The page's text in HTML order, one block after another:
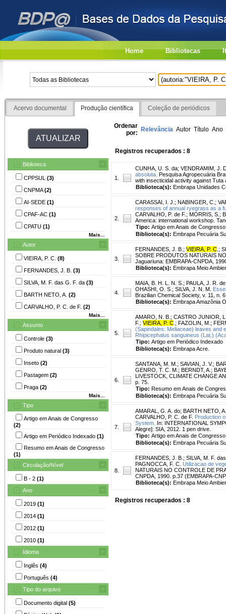
Home Bibliotecas
Acervo documental Produção científica Coleção de periódicos
Biblioteca
CPPSUL (3)
CNPMA(2)
AI-SEDE (1)
CPAF-AC (1)
CPATU (1)
Mais...
Autor
VIEIRA, P. C. (8)
FERNANDES, J. B. (3)
SILVA, M. F. das G. F. da (3)
BARTH NETO, A. (2)
CARVALHO, P. C. de F. (2)
Mais...
Assunto
Controle (3)
Produto natural (3)
Inseto (2)
Pastagem (2)
Praga (2)
Mais...
Tipo
Artigo em Anais de Congresso
(2)
Artigo em Periódico Indexado (1)
Resumo em Anais de Congresso
(1)
Circulação/Nível
B - 2 (1)
Ano
2019 (1)
2014 (1)
2012 (1)
2010 (1)
Idioma
Inglês (4)
Português (4)
Tipo do arquivo
Documento digital (5)
Ordenar
por: Relevância Autor Título Ano
Registros recuperados : 8
1.
CUNHA, U. S. da; VENDRAMIM, J.
absoluta. Pesquisa Agropecuária
with insecticidal activity against Tuta
Biblioteca(s): Embrapa Unidades
2.
CARASSAI, I. J. ; NABINGER, C. ;
responses of annual ryegrass as a
CARVALHO, P. de F.; MORRIS, S.;
America: international workshop.
Tipo: Artigo em Anais de Congresso
Biblioteca(s): Embrapa Pecuária
3.
FERNANDES, J. B. ; VIEIRA, P. C ;
SOBRE PRODUTOS NATURAIS
Jaguariuna: EMBRAPA-CNPDA,
Biblioteca(s): Embrapa Meio
4.
MAIA, B. H. L. N. S. ; PAULA, J. R. de
OHASHI, O. S. ; SILVA, J. N. M.
Brazilian Chemical Society, v. 11, n.
Biblioteca(s): Embrapa Amazônia
5.
AMARO, N. B. ; CASTRO JUNIOR,
F. ; VIEIRA, P. C ; FAZOLIN, M. ;
(Sapindales: Meliaceae) leaves and
Rhipicephalus sanguineus (Lat.)
Tipo: Artigo em Periódico Indexado
Biblioteca(s): Embrapa Acre.
6.
SANTANA, M. M. ; SAVIAN, J. V.;
GENRO, T. C. M. ; BERNDT, A. ;
LIVESTOCK, CLIMATE CHANGE
p. 75.
Tipo: Resumo em Anais de
Biblioteca(s): Embrapa Pecuária
7.
AMARAL, G. A. do; BARTH NETO, A.
CARVALHO, P. C. de F. Production
System. In: INTERNATIONAL
Alegre]: SIA, 2012. 1 pen drive.
Tipo: Artigo em Anais de Congresso
Biblioteca(s): Embrapa Pecuária
8.
FERNANDES, J. B. ; SILVA, M. F.
PAGNOCCA, F. C. Utilizacao de
NATURAIS NO CONTROLE DE
CNPDA, 1990. p.37 (EMBRAPA-
Biblioteca(s): Embrapa Meio
Registros recuperados : 8